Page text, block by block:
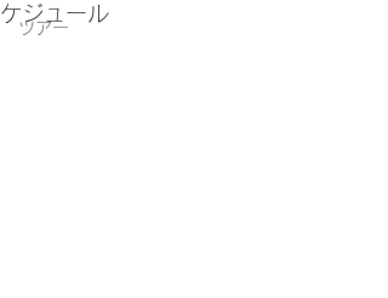
ツアー
ケジュール